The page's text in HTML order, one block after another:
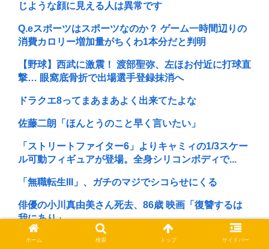
じような顔に見える人は異常です
Q.eスポーツはスポーツなのか？ ゲーム一時間辺りの
消費カロリー増加量がちくわ1本分だと判明
【野球】西武に激震！ 渡部聖弥、左ほお付近に打球直
撃… 眼窩底骨折で出場選手登録抹消へ
ドラクエ8ってまあまあよく出来てたよな
佐藤二朗「ほんとうのこと早く言いたい」
「ストリートファイター6」よりキャミィの1/3スケー
ル可動フィギュアが登場。全身シリコンボディで...
「無職転生III」、ガチのマジでシコらせにくる
俳優の小川真由美さん死去、86歳 映画「復讐するは
我にあり」
有吉弘行、居酒屋の”お通し”に本音「だいたい嫌いな
ホーム 検索 トップ サイドバー